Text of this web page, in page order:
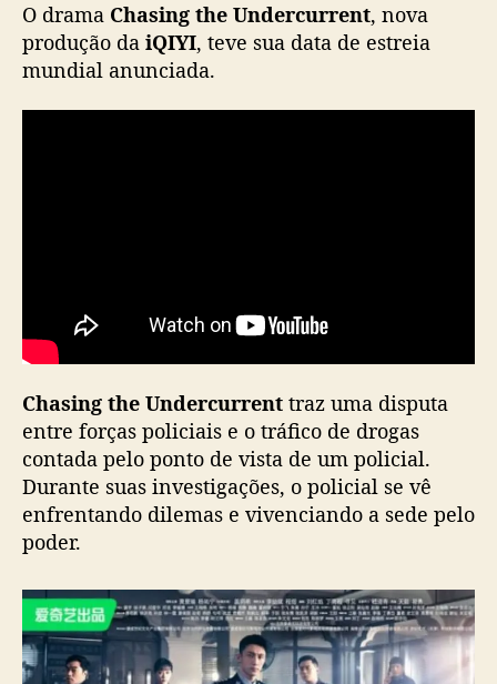
e
r
r
m
a
g
n
h
a
t
a
O drama Chasing the Undercurrent, nova
produção da iQIYI, teve sua data de estreia
mundial anunciada.
Chasing the Undercurrent traz uma disputa
entre forças policiais e o tráfico de drogas
contada pelo ponto de vista de um policial.
Durante suas investigações, o policial se vê
enfrentando dilemas e vivenciando a sede pelo
poder.